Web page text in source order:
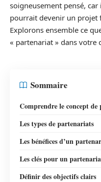
soigneusement pensé,
pourrait devenir un projet
Explorons ensemble ce
« partenariat » dans votre
Sommaire
Comprendre le concept
Les types de partenariats
Les bénéfices d’un
Les clés pour un
Définir des objectifs clairs